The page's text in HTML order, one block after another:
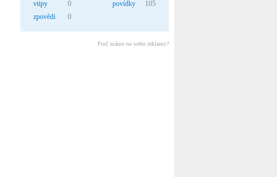
vtipy
0
zpovědi
0
povídky
105
Proč máme na webu reklamy?